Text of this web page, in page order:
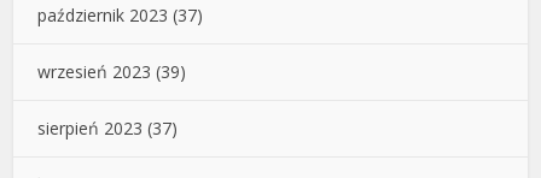
październik 2023 (37)
wrzesień 2023 (39)
sierpień 2023 (37)